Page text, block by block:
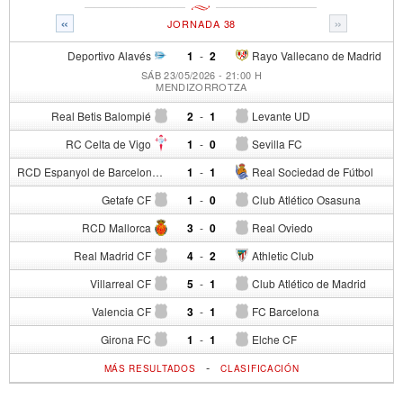
« »
JORNADA 38
Deportivo Alavés 1 - Rayo Vallecano de Madrid
2
SÁB 23/05/2026 - 21:00 H
MENDIZORROTZA
Real Betis Balompié 2 - Levante UD
1
RC Celta de Vigo 1 - Sevilla FC
0
RCD Espanyol de Barcelona 1 - Real Sociedad de Fútbol
1
Getafe CF 1 - Club Atlético Osasuna
0
RCD Mallorca 3 - Real Oviedo
0
Real Madrid CF 4 - Athletic Club
2
Villarreal CF 5 - Club Atlético de Madrid
1
Valencia CF 3 - FC Barcelona
1
Girona FC 1 - Elche CF
1
MÁS RESULTADOS -CLASIFICACIÓN